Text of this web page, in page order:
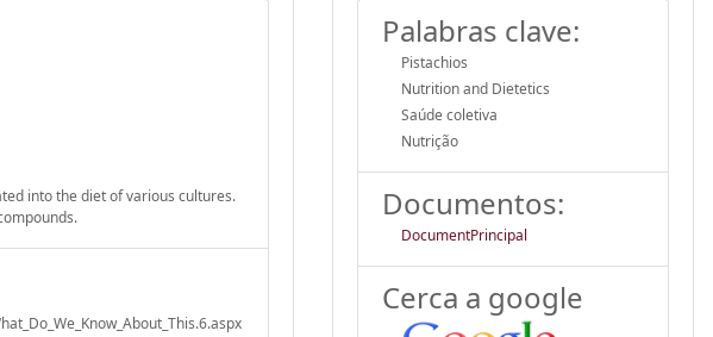
into the diet of various cultures.
Palabras clave:
Pistachios
Nutrition and Dietetics
Saúde coletiva
Nutrição
Documentos:
DocumentPrincipal
Cerca a google